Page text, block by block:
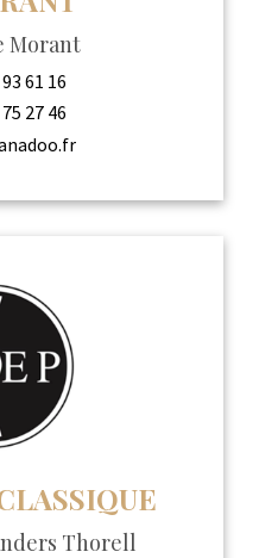
Morant
61 16
27 46
Thorell